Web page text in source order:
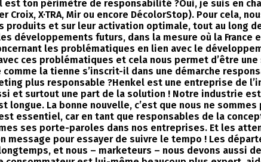
est ton périmètre de responsabilité ?Oui, je suis en
X·TRA, Mir ou encore DécolorStop). Pour cela,
et sur leur activation optimale, tout au long de
développements futurs, dans la mesure où la France
les problématiques en lien avec le
ces problématiques et cela nous permet d’être
la tienne s’inscrit-il dans une démarche
plus responsable ?Henkel est une entreprise de
et surtout une part de la solution ! Notre industrie
La bonne nouvelle, c’est que nous ne sommes
essentiel, car en tant que responsables de la
ses porte-paroles dans nos entreprises. Et les
message pour essayer de suivre le tempo ! Les
et nous – marketeurs – nous devons aussi